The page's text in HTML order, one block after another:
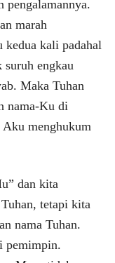
pengalamannya.
marah
kedua kali padahal
engkau
Maka Tuhan
nama-Ku di
menghukum
dan kita
tetapi kita
nama Tuhan.
pemimpin.